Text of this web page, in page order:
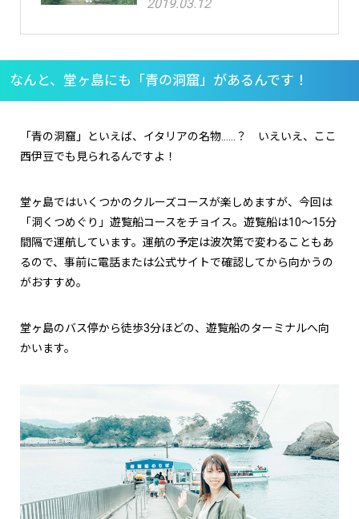
2019.03.12
なんと、堂ヶ島にも「青の洞窟」があるんです！
「青の洞窟」といえば、イタリアの名物……？ いえいえ、ここ
西伊豆でも見られるんですよ！
堂ヶ島ではいくつかのクルーズコースが楽しめますが、今回は
「洞くつめぐり」遊覧船コースをチョイス。遊覧船は10〜15分
間隔で運航しています。運航の予定は波次第で変わることもあ
るので、事前に電話または公式サイトで確認してから向かうの
がおすすめ。
堂ヶ島のバス停から徒歩3分ほどの、遊覧船のターミナルへ向
かいます。